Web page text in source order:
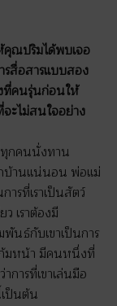
ณปริมได้พบเจอ
สื่อสารแบบสอง
ที่คนรุ่นก่อนให้
ะไม่สนใจอย่าง
กคนนั่งทาน
บ้านแน่นอน พ่อแม่
ารที่เราเป็นสัตว์
เราต้องมี
นธ์กับเขาเป็นการ
ก้มหน้า มีคนหนึ่งที่
การที่เขาเล่นมือ
ป็นต้น